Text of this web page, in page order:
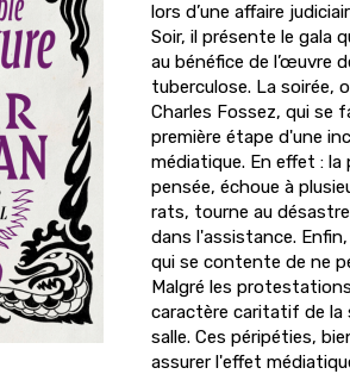
lors d’une affaire
Soir, il présente le gala
au bénéfice de l’œuvre
tuberculose. La soirée,
Charles Fossez, qui se
première étape d'une
médiatique. En effet : la
pensée, échoue à
rats, tourne au
dans l'assistance.
qui se contente de ne
Malgré les
caractère caritatif de la
salle. Ces péripéties,
assurer l'effet